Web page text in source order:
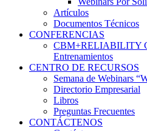
Artículos
Documentos Técnicos
CONFERENCIAS
CBM+RELIABILITY
Entrenamientos
CENTRO DE RECURSOS
Semana de Webinars
Directorio Empresarial
Libros
Preguntas Frecuentes
CONTÁCTENOS